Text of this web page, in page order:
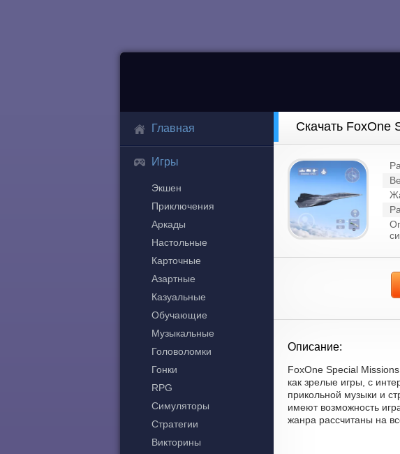
Главная
Игры
Экшен
Приключения
Аркады
Настольные
Карточные
Азартные
Казуальные
Обучающие
Музыкальные
Головоломки
Гонки
RPG
Симуляторы
Стратегии
Викторины
Скачать FoxOne
Описание:
FoxOne Special
как зрелые игры, с
прикольной музыки и
имеют возможность
жанра рассчитаны на